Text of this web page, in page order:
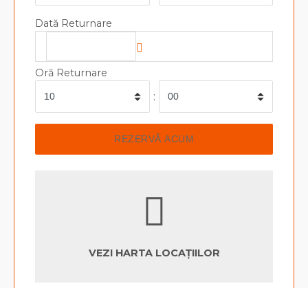
Dată Returnare
Oră Returnare
:
VEZI HARTA LOCAȚIILOR